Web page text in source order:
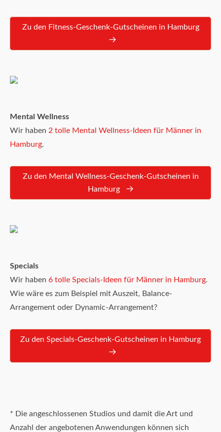
Zu den Fitness-Geschenk-Gutscheinen in Hamburg
Mental Wellness
Wir haben 2 tolle Mental Wellness-Ideen für Männer in
Hamburg.
Zu den Mental Wellness-Geschenk-Gutscheinen in
Hamburg
Specials
Wir haben 6 tolle Specials-Ideen für Männer in Hamburg.
Wie wäre es zum Beispiel mit Auszeit, Balance-
Arrangement oder Dynamic-Arrangement?
Zu den Specials-Geschenk-Gutscheinen in Hamburg
* Die angeschlossenen Studios und damit die Art und
Anzahl der angebotenen Anwendungen können sich